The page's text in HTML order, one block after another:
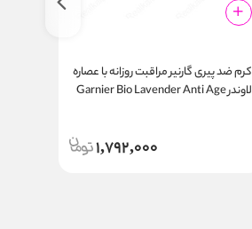
کرم ضد پیری گارنیر مراقبت روزانه با عصاره
لاوندر Garnier Bio Lavender Anti Age
1,792,000